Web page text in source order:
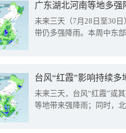
广东湖北河南等地多
未来三天（7月28日至30
带仍多强降雨。本周中东
台风“红霞”影响持续
未来三天，台风“红霞”或
等地带来强降雨；同时，